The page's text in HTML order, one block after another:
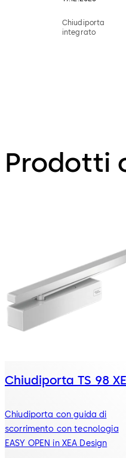
Chiudiporta
integrato
Prodotti
Chiudiporta TS 98
Chiudiporta con guida di
scorrimento con tecnologia
EASY OPEN in XEA Design